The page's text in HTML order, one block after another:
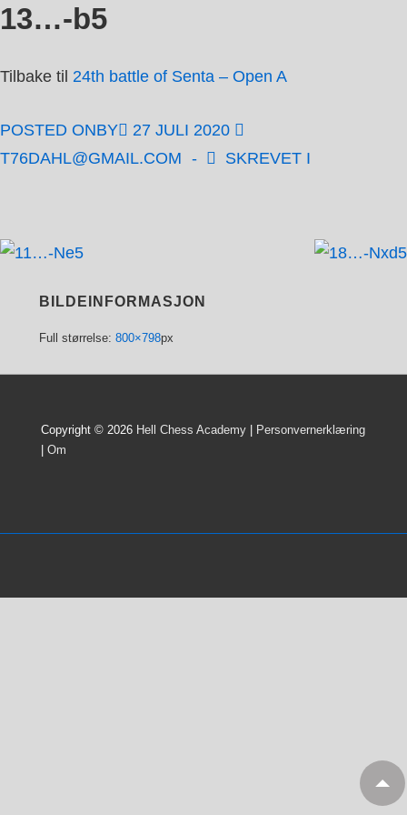
↓
til
13…-b5
Tilbake til 24th battle of Senta – Open A
POSTED ONBY
27 JULI 2020
T76DAHL@GMAIL.COM
SKREVET I
BILDEINFORMASJON
Full størrelse: 800×798px
Copyright © 2026 Hell Chess Academy | Personvernerklæring
| Om